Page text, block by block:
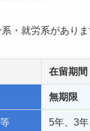
・就労系がありま
在留期
無期限
5年、3